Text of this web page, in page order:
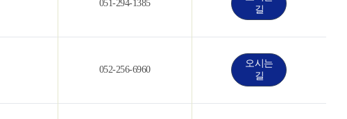
051-294-1385
길
052-256-6960
오시는
길